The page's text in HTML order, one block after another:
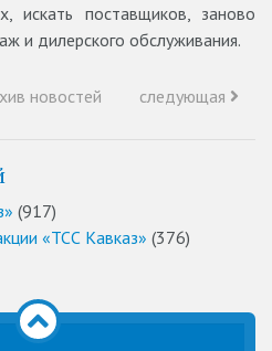
искать поставщиков, заново
и дилерского обслуживания.
новостей следующая
(917)
«ТСС Кавказ» (376)